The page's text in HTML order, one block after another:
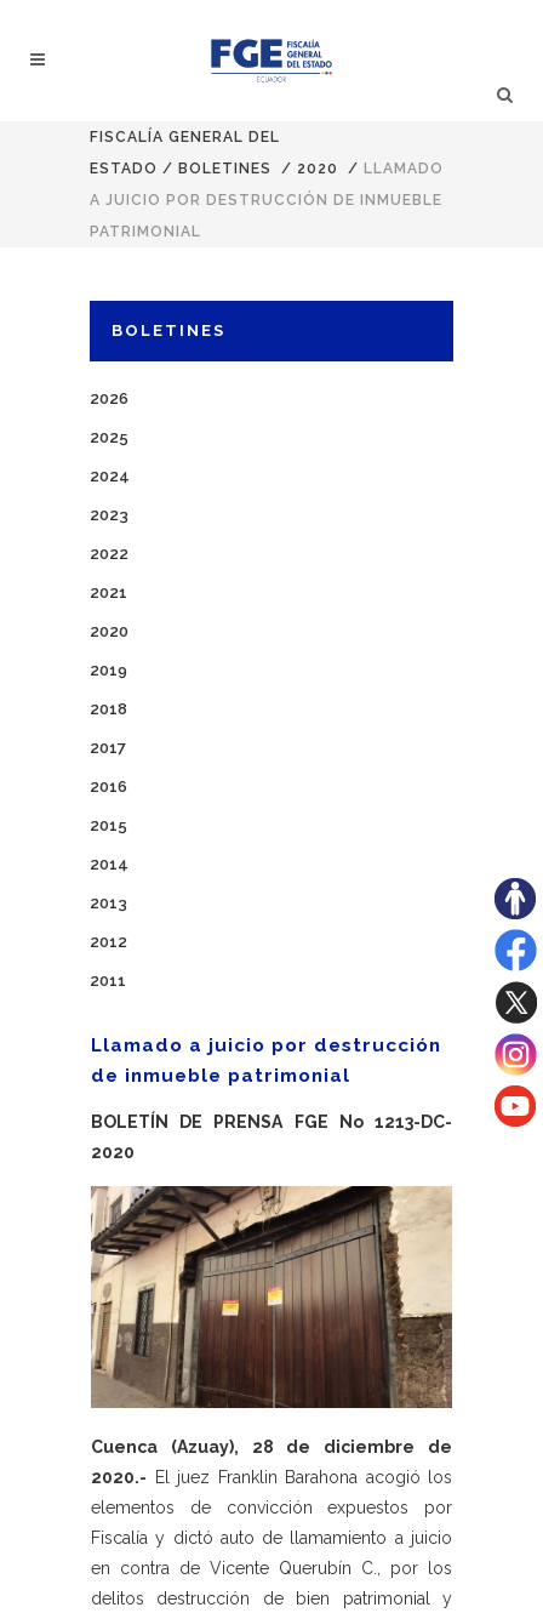
FISCALÍA GENERAL DEL
ESTADO / BOLETINES / 2020 / LLAMADO
A JUICIO POR DESTRUCCIÓN DE INMUEBLE
PATRIMONIAL
BOLETINES
2026
2025
2024
2023
2022
2021
2020
2019
2018
2017
2016
2015
2014
2013
2012
2011
Llamado a juicio por destrucción
de inmueble patrimonial
BOLETÍN DE PRENSA FGE No 1213-DC-
2020
Cuenca (Azuay), 28 de diciembre de
2020.- El juez Franklin Barahona acogió los
elementos de convicción expuestos por
Fiscalía y dictó auto de llamamiento a juicio
en contra de Vicente Querubín C., por los
delitos destrucción de bien patrimonial y